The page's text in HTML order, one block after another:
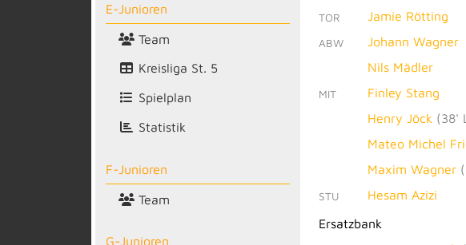
E-Junioren
Team
Kreisliga St. 5
Spielplan
Statistik
F-Junioren
Team
G-Junioren
TOR Jamie Rötting
ABW
Johann Wagner
Nils Mädler
MIT
Finley Stang
Henry Jöck (38'
Mateo Michel
Maxim Wagner (
STU
Hesam Azizi
Ersatzbank